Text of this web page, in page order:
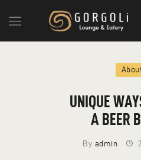
ABOUT US
UNIQUE
A BEER
By admin